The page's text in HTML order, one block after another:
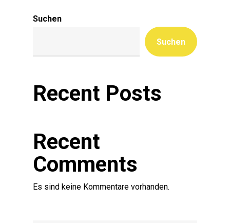
Suchen
Suchen
Recent Posts
Recent
Comments
Es sind keine Kommentare vorhanden.